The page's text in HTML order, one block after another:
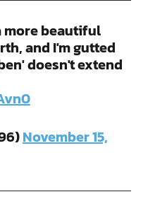
more beautiful
and I'm gutted
doesn't extend
November 15,